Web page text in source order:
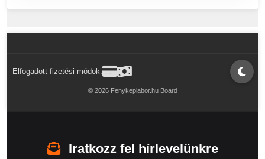
Elfogadott fizetési módok:
© 2026 Fenykeplabor.hu Board
Iratkozz fel hírlevelünkre